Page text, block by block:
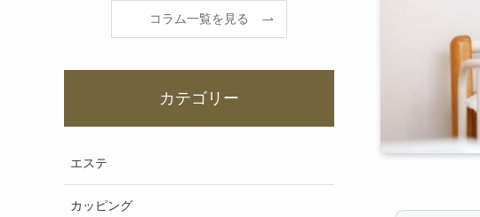
コラム一覧を見る
カテゴリー
エステ
カッピング